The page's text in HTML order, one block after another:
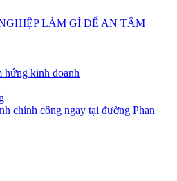
LÀM GÌ ĐỂ AN TÂM
hứng kinh doanh
chính công ngay tại đường Phan